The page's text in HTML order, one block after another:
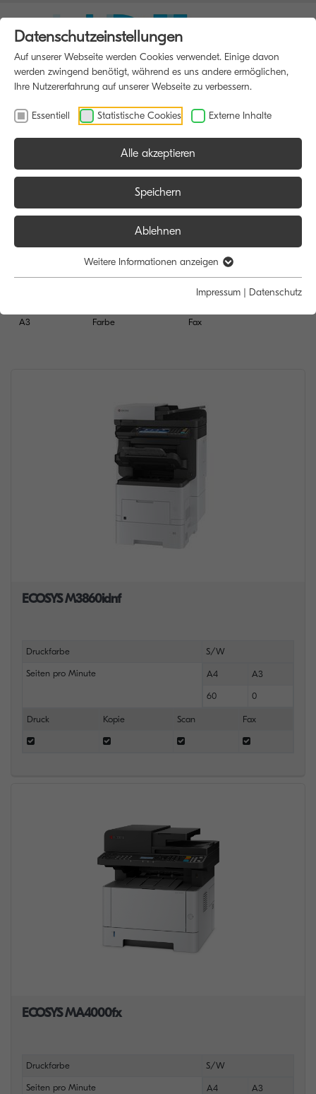
A3 Farbe
Funktion:
Scan
Fax
ECOSYS M3860idnf
Druckfarbe S/W
Seiten pro Minute A4 A3
60 0
Druck Kopie Scan Fax
ECOSYS MA4000fx
Druckfarbe S/W
Seiten pro Minute A4 A3
Datenschutzeinstellungen
Auf unserer Webseite werden Cookies verwendet. Einige davon
werden zwingend benötigt, während es uns andere ermöglichen,
Ihre Nutzererfahrung auf unserer Webseite zu verbessern.
Essentiell Statistische Cookies Externe Inhalte
Alle akzeptieren
Speichern
Ablehnen
Weitere Informationen anzeigen
Impressum | Datenschutz